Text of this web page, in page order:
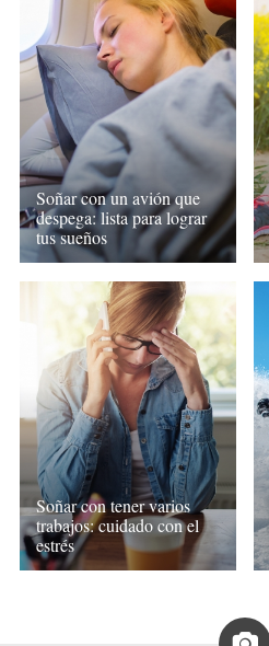
Soñar con un avión que
despega: lista para lograr
tus sueños
Soñar con tener varios
trabajos: cuidado con el
estrés